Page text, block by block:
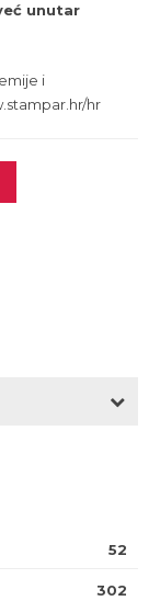
unutar
i
hr
52
302